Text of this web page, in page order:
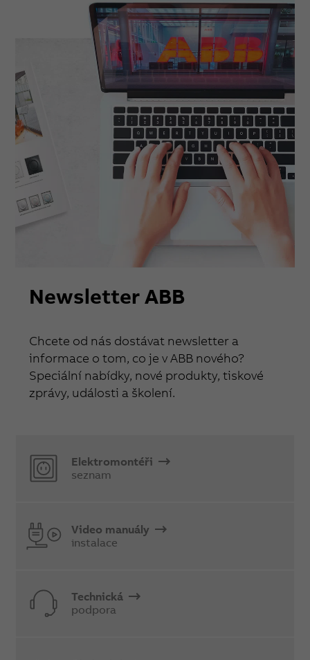
Newsletter ABB
Chcete od nás dostávat newsletter a
informace o tom, co je v ABB nového?
Speciální nabídky, nové produkty, tiskové
zprávy, události a školení.
Elektromontéři
seznam
Video manuály
instalace
Technická
podpora